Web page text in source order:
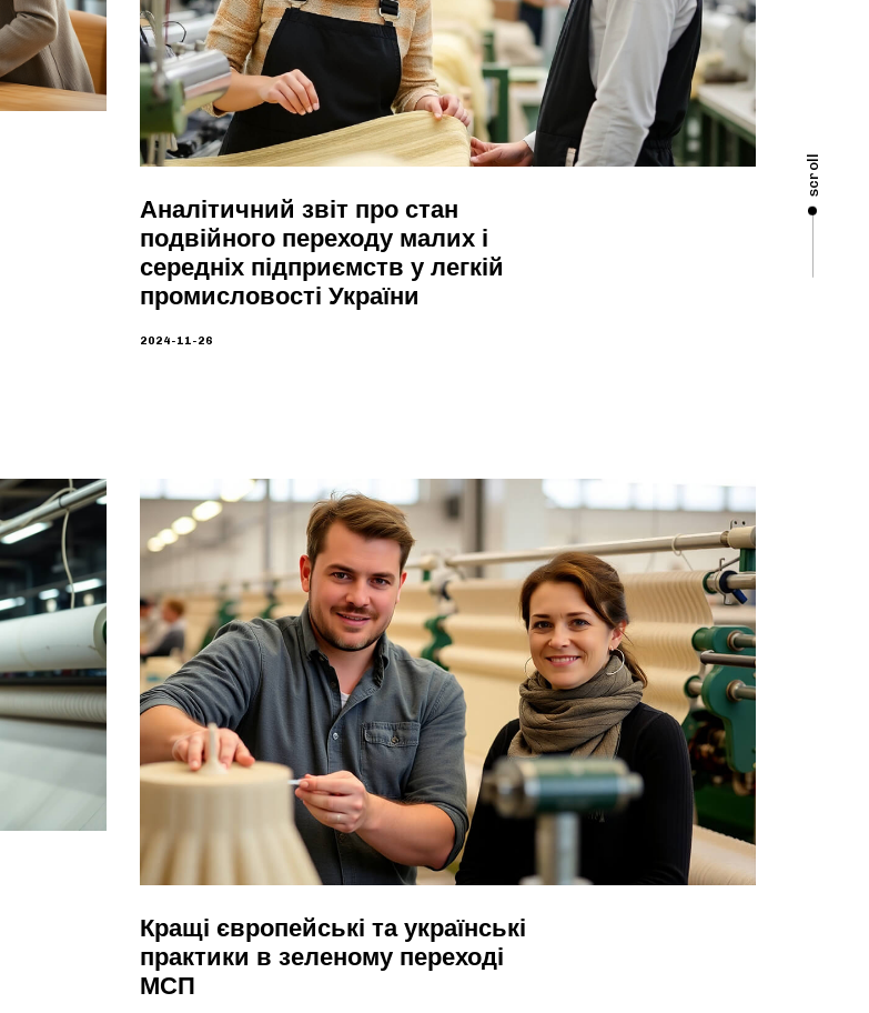
scroll
Аналітичний звіт про стан
подвійного переходу малих і
середніх підприємств у легкій
промисловості України
2024-11-26
Кращі європейські та українські
практики в зеленому переході
МСП